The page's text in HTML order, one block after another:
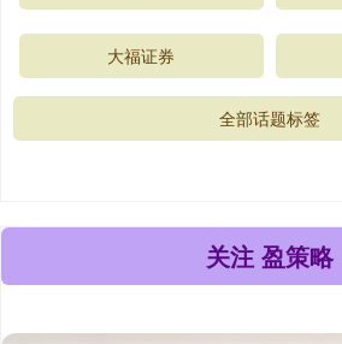
大福证券
全部话题标签
关注 盈策略